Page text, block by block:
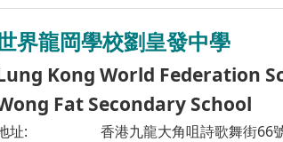
界龍岡學校劉皇發中學
Kong World Federation
Fat Secondary School
址:
香港九龍大角咀詩歌舞街66